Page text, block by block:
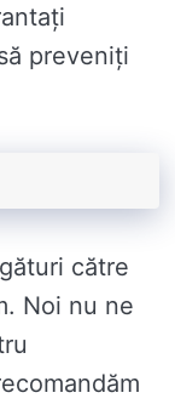
preveniți
către
Noi nu ne